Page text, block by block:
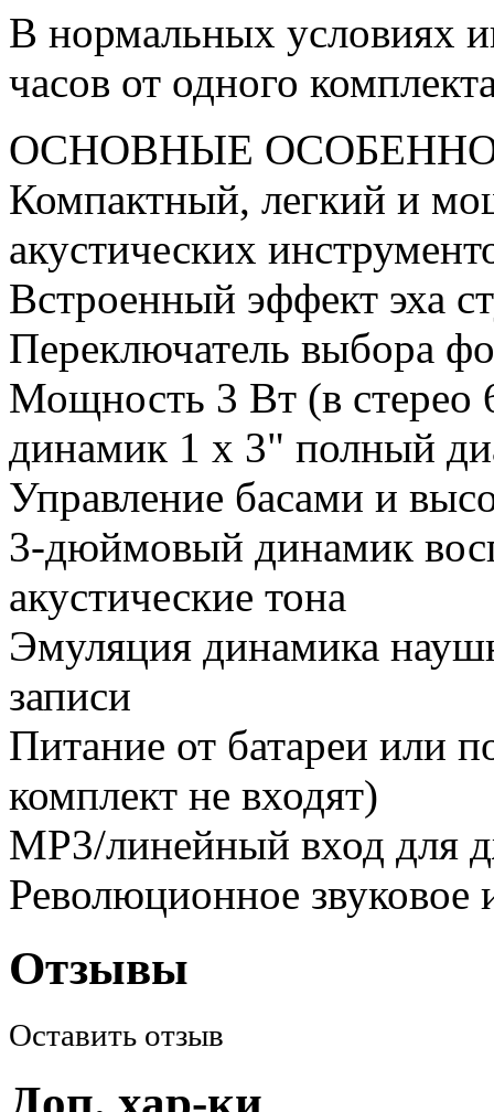
В нормальных условиях
часов от одного
ОСНОВНЫЕ
Компактный, легкий и
акустических
Встроенный эффект эха
Переключатель выбора
Мощность 3 Вт (в стерео
динамик 1 x 3" полный
Управление басами и
3-дюймовый динамик
акустические тона
Эмуляция динамика
записи
Питание от батареи или
комплект не входят)
MP3/линейный вход для
Революционное звуковое
Отзывы
Оставить отзыв